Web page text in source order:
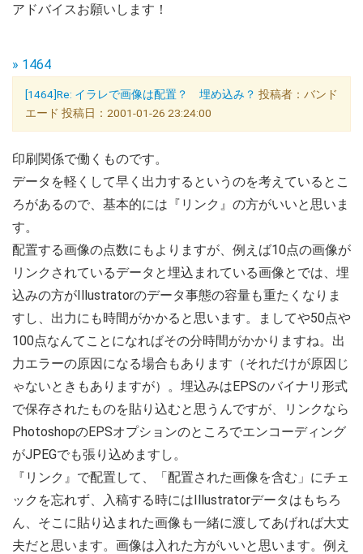
アドバイスお願いします！
» 1464
[1464]Re: イラレで画像は配置？ 埋め込み？ 投稿者：バンド
エード 投稿日：2001-01-26 23:24:00
印刷関係で働くものです。
データを軽くして早く出力するというのを考えているとこ
ろがあるので、基本的には『リンク』の方がいいと思いま
す。
配置する画像の点数にもよりますが、例えば10点の画像が
リンクされているデータと埋込まれている画像とでは、埋
込みの方がIllustratorのデータ事態の容量も重たくなりま
すし、出力にも時間がかかると思います。ましてや50点や
100点なんてことになればその分時間がかかりますね。出
力エラーの原因になる場合もあります（それだけが原因じ
ゃないときもありますが）。埋込みはEPSのバイナリ形式
で保存されたものを貼り込むと思うんですが、リンクなら
PhotoshopのEPSオプションのところでエンコーディング
がJPEGでも張り込めますし。
『リンク』で配置して、「配置された画像を含む」にチェ
ックを忘れず、入稿する時にはIllustratorデータはもちろ
ん、そこに貼り込まれた画像も一緒に渡してあげれば大丈
夫だと思います。画像は入れた方がいいと思います。例え